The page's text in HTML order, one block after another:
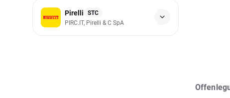
Pirelli STC
PIRC.IT, Pirelli & C SpA